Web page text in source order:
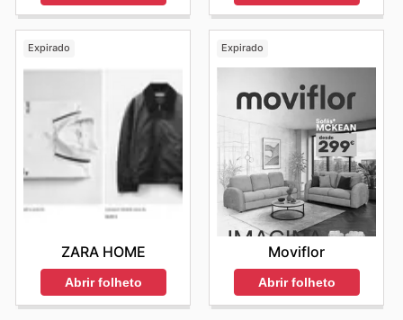
Expirado
ZARA HOME
Abrir folheto
Expirado
Moviflor
Abrir folheto